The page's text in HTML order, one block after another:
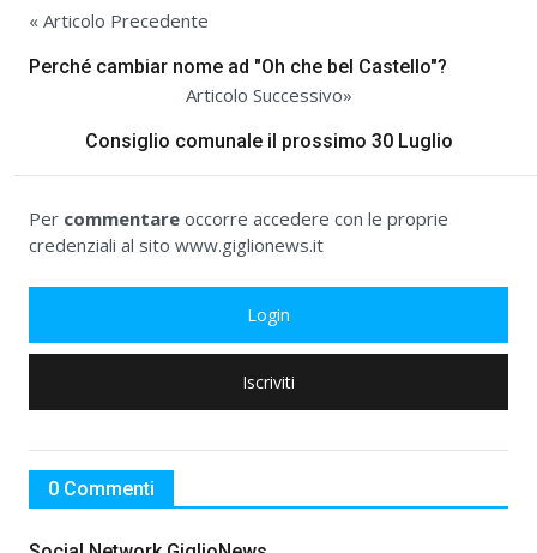
« Articolo Precedente
Perché cambiar nome ad "Oh che bel Castello"?
Articolo Successivo»
Consiglio comunale il prossimo 30 Luglio
Per commentare occorre accedere con le proprie
credenziali al sito www.giglionews.it
Login
Iscriviti
0 Commenti